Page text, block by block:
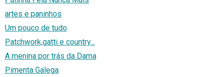
artes e paninhos
Um pouco de tudo
Patchwork,gatti e country...
A menina por trás da Dama
Pimenta Galega